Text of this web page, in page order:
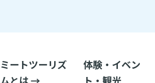
ミートツーリズ
体験・イベン